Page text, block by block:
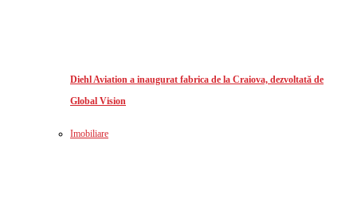
Diehl Aviation a inaugurat fabrica de la Craiova, dezvoltată de
Global Vision
Imobiliare